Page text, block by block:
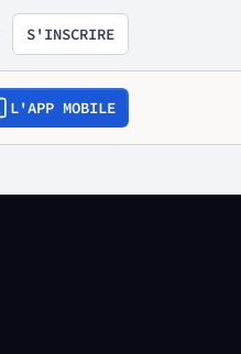
S'INSCRIRE
L'APP MOBILE